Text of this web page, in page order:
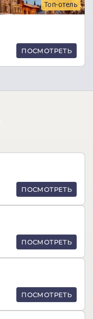
Топ-отель
ПОСМОТРЕТЬ
ПОСМОТРЕТЬ
ПОСМОТРЕТЬ
ПОСМОТРЕТЬ